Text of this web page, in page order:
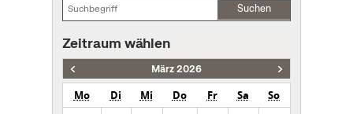
Suchen
Zeitraum wählen
März 2026
Mo Di Mi Do Fr Sa
So